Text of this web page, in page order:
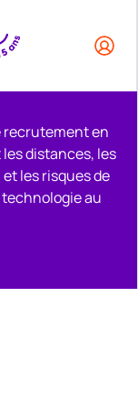
recrutement en
distances, les
les risques de
au